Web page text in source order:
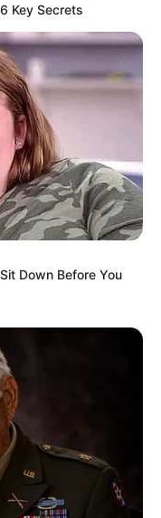
Thailand yang
dan pesonanya
Key Secrets
Down Before You